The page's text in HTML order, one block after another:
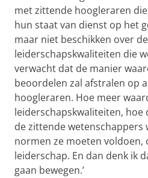
met zittende hoogleraren
hun staat van dienst op het
maar niet beschikken over de
leiderschapskwaliteiten die
verwacht dat de manier
beoordelen zal afstralen op
hoogleraren. Hoe meer
leiderschapskwaliteiten,
de zittende wetenschappers
normen ze moeten voldoen,
leiderschap. En dan denk ik
gaan bewegen.’